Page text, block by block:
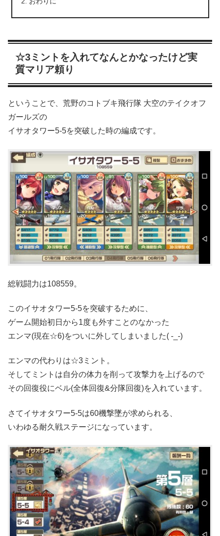
☆3ミントを入れてなんとかなったけど実
質マリア頼り
ということで、荒野のコトブキ飛行隊 大空のテイクオフ
ガールズの
イサオタワー5-5を突破した時の編成です。
総戦闘力は108559。
このイサオタワー5-5を突破するために、
ゲーム開始初日から1度も外すことのなかった
エンマ(現在☆6)をついに外してしまいました( -_-)
エンマの代わりは☆3ミント。
そしてミントは自分の体力を削って攻撃力を上げるので
その回復役にベル(全体回復&分隊回復)を入れています。
さてイサオタワー5-5は60機撃墜が求められる、
いわゆる耐久戦ステージになっています。